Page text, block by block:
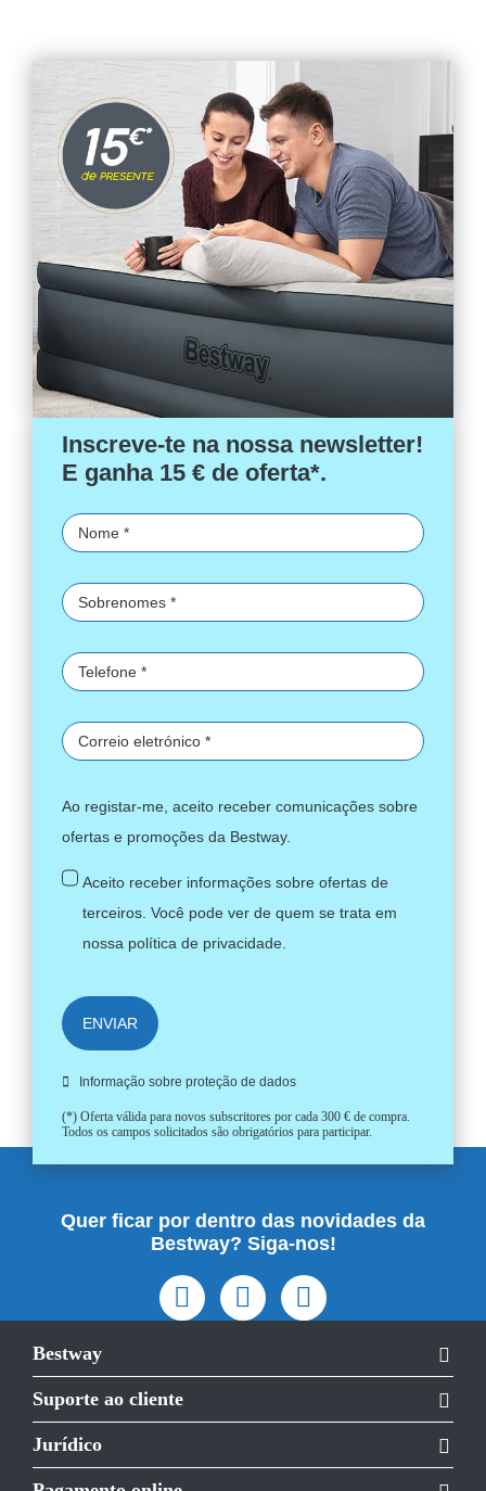
Inscreve-te na nossa newsletter!
E ganha 15 € de oferta*.
Ao registar-me, aceito receber comunicações sobre
ofertas e promoções da Bestway.
Aceito receber informações sobre ofertas de
terceiros. Você pode ver de quem se trata em
nossa política de privacidade.
ENVIAR
Informação sobre proteção de dados
(*) Oferta válida para novos subscritores por cada 300 € de compra.
Todos os campos solicitados são obrigatórios para participar.
Quer ficar por dentro das novidades da
Bestway? Siga-nos!
Bestway
Suporte ao cliente
Jurídico